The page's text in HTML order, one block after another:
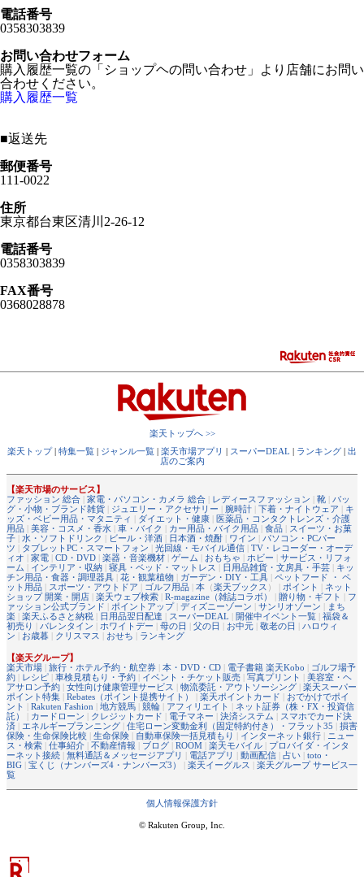
電話番号
0358303839
お問い合わせフォーム
購入履歴一覧の「ショップヘの問い合わせ」より店舗にお問い
合わせください。
購入履歴一覧
■返送先
郵便番号
111-0022
住所
東京都台東区清川2-26-12
電話番号
0358303839
FAX番号
0368028878
楽天トップへ >>
楽天トップ| 特集一覧 | ジャンル一覧 | 楽天市場アプリ | スーパーDEAL | ランキング | 出
店のご案内
【楽天市場のサービス】
ファッション 総合 | 家電・パソコン・カメラ 総合 | レディースファッション | 靴 | バッ
グ・小物・ブランド雑貨 | ジュエリー・アクセサリー | 腕時計 | 下着・ナイトウェア | キ
ッズ・ベビー用品・マタニティ | ダイエット・健康 | 医薬品・コンタクトレンズ・介護
用品 | 美容・コスメ・香水 | 車・バイク | カー用品・バイク用品 | 食品 | スイーツ・お菓
子 | 水・ソフトドリンク | ビール・洋酒 | 日本酒・焼酎 | ワイン | パソコン・PCパー
ツ | タブレットPC・スマートフォン | 光回線・モバイル通信 | TV・レコーダー・オーデ
ィオ | 家電 | CD・DVD | 楽器・音楽機材 | ゲーム | おもちゃ | ホビー | サービス・リフォ
ーム | インテリア・収納 | 寝具・ベッド・マットレス | 日用品雑貨・文房具・手芸 | キッ
チン用品・食器・調理器具 | 花・観葉植物 | ガーデン・DIY・工具 | ペットフード ・ ペ
ット用品 | スポーツ・アウトドア | ゴルフ用品 | 本 （楽天ブックス ） | ポイント | ネット
ショップ 開業・開店 | 楽天ウェブ検索 | R-magazine（雑誌コラボ） | 贈り物・ギフト | フ
ァッション公式ブランド | ポイントアップ| ディズニーゾーン | サンリオゾーン | まち
楽 | 楽天ふるさと納税 | 日用品翌日配達 | スーパーDEAL | 開催中イベント一覧 | 福袋＆
初売り | バレンタイン | ホワイトデー | 母の日 | 父の日 | お中元 | 敬老の日 | ハロウィ
ン | お歳暮 | クリスマス | おせち | ランキング
【楽天グループ】
楽天市場 | 旅行・ホテル予約・航空券 | 本・DVD・CD | 電子書籍 楽天Kobo | ゴルフ場予
約 | レシピ | 車検見積もり・予約 | イベント・チケット販売 | 写真プリント | 美容室・ヘ
アサロン予約 | 女性向け健康管理サービス | 物流委託・アウトソーシング | 楽天スーパー
ポイント特集 | Rebates（ポイント提携サイト） | 楽天ポイントカード | おでかけでポイ
ント | Rakuten Fashion | 地方競馬 | 競輪 | アフィリエイト | ネット証券（株・FX・投資信
託）
| カードローン | クレジットカード | 電子マネー | 決済システム | スマホでカード決
済 | エネルギープランニング | 住宅ローン変動金利（固定特約付き）・フラット35 | 損害
保険・生命保険比較 | 生命保険 | 自動車保険一括見積もり | インターネット銀行 | ニュー
ス・検索 | 仕事紹介 | 不動産情報 | ブログ | ROOM | 楽天モバイル | プロバイダ・インタ
ーネット接続 | 無料通話＆メッセージアプリ | 電話アプリ | 動画配信 | 占い | toto・
BIG | 宝くじ（ナンバーズ4・ナンバーズ3） | 楽天イーグルス | 楽天グループ サービス一
覧
個人情報保護方針
© Rakuten Group, Inc.